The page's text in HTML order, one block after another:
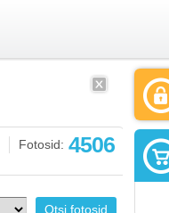
Fotosid: 4506